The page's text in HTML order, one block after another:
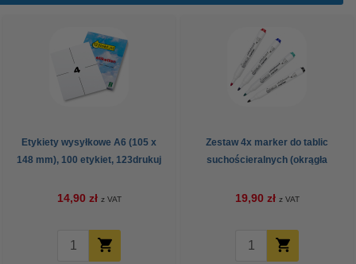
Etykiety wysyłkowe A6 (105 x
148 mm), 100 etykiet, 123drukuj
14,90 zł z VAT
Zestaw 4x marker do tablic
suchościeralnych (okrągła
19,90 zł z VAT